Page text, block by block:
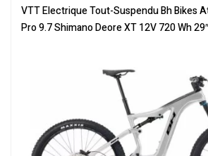
Tout-Suspendus,Vélo électrique ville,Velos
Électriques
VTT Electrique Tout-Suspendu Bh Bikes
Pro 9.7 Shimano Deore XT 12V 720 Wh